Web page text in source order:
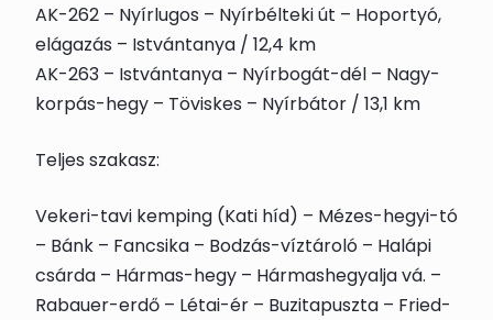
AK-262 – Nyírlugos – Nyírbélteki út – Hoportyó,
elágazás – Istvántanya / 12,4 km
AK-263 – Istvántanya – Nyírbogát-dél – Nagy-
korpás-hegy – Töviskes – Nyírbátor / 13,1 km
Teljes szakasz:
Vekeri-tavi kemping (Kati híd) – Mézes-hegyi-tó
– Bánk – Fancsika – Bodzás-víztároló – Halápi
csárda – Hármas-hegy – Hármashegyalja vá. –
Rabauer-erdő – Létai-ér – Buzitapuszta – Fried-